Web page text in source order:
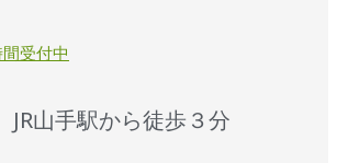
受付中
山手駅から徒歩３分